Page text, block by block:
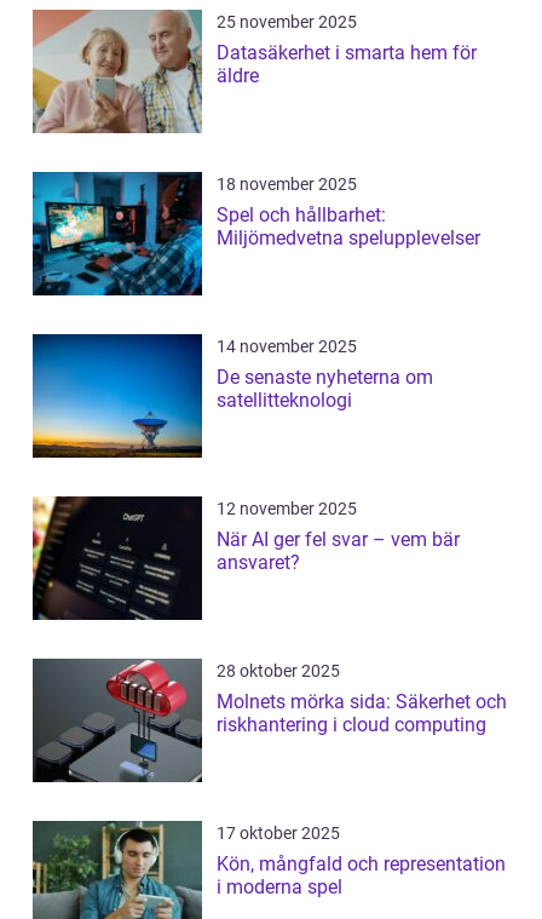
25 november 2025
Datasäkerhet i smarta hem för
äldre
18 november 2025
Spel och hållbarhet:
Miljömedvetna spelupplevelser
14 november 2025
De senaste nyheterna om
satellitteknologi
12 november 2025
När AI ger fel svar – vem bär
ansvaret?
28 oktober 2025
Molnets mörka sida: Säkerhet och
riskhantering i cloud computing
17 oktober 2025
Kön, mångfald och representation
i moderna spel